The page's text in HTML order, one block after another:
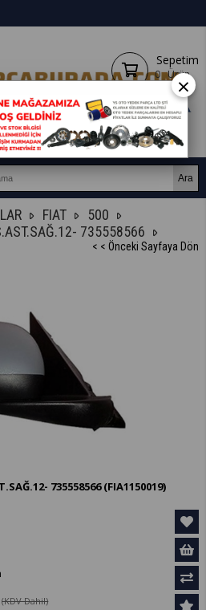
Sepetim
0 Ürün
FIAT
500
735558566
< < Önceki Sayfaya Dön
735558566(FIA1150019)
(KDV Dahil)
×